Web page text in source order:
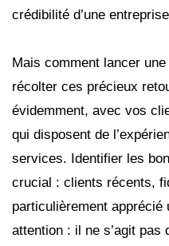
crédibilité d’une
Mais comment lancer
récolter ces précieux
évidemment, avec vos
qui disposent de
services. Identifier les
crucial : clients récents,
particulièrement apprécié
attention : il ne s’agit pas